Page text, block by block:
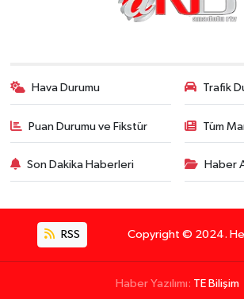
Hava Durumu Trafik
Puan Durumu ve Fikstür Tüm
Son Dakika Haberleri Haber
RSS Copyright © 2024. Her
Haber Yazılımı: TE Bilişim